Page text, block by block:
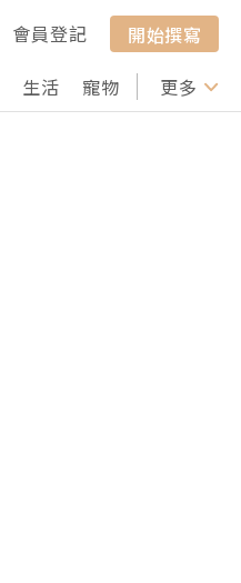
會員登記
開始撰寫
生活 寵物 行山 打卡
更多